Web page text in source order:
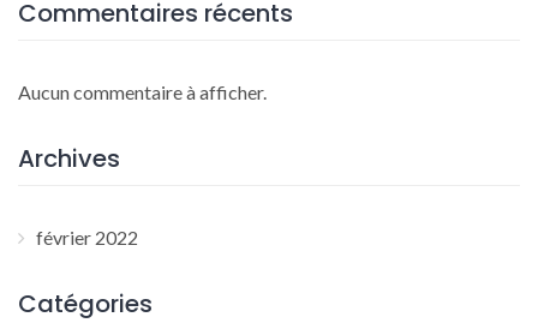
Commentaires récents
Aucun commentaire à afficher.
Archives
février 2022
Catégories